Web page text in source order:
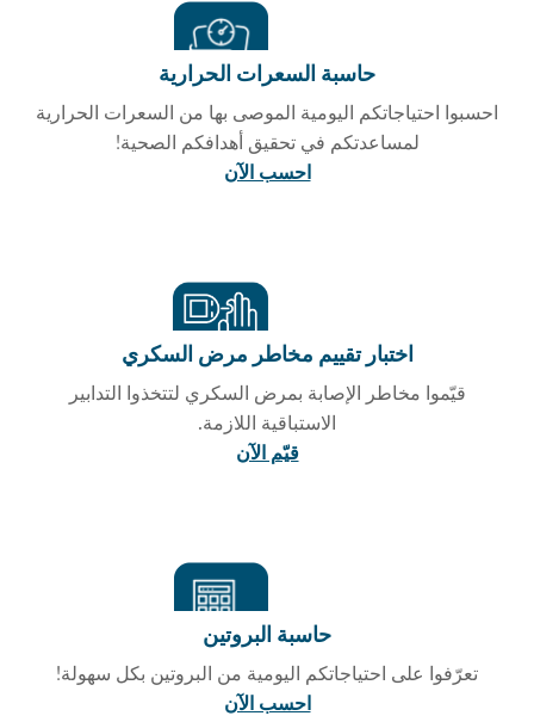
حاسبة السعرات الحرارية
احسبوا احتياجاتكم اليومية الموصى بها من السعرات الحرارية
لمساعدتكم في تحقيق أهدافكم الصحية!
احسب الآن
اختبار تقييم مخاطر مرض السكري
قيّموا مخاطر الإصابة بمرض السكري لتتخذوا التدابير
الاستباقية اللازمة.
قيّم الآن
حاسبة البروتين
تعرّفوا على احتياجاتكم اليومية من البروتين بكل سهولة!
احسب الآن